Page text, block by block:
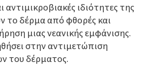
αντιμικροβιακές ιδιότητες της
το δέρμα από φθορές και
μιας νεανικής εμφάνισης.
στην αντιμετώπιση
του δέρματος.